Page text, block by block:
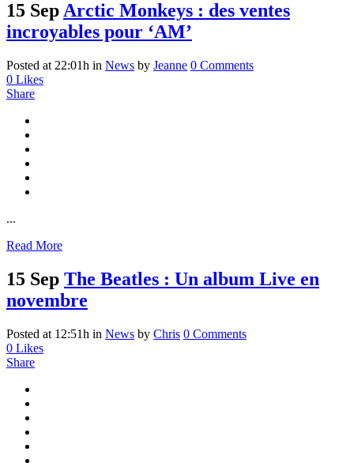
15 Sep Arctic Monkeys : des ventes
incroyables pour ‘AM’
Posted at 22:01h in News by Jeanne 0 Comments
0 Likes
Share
...
Read More
15 Sep The Beatles : Un album Live en
novembre
Posted at 12:51h in News by Chris 0 Comments
0 Likes
Share